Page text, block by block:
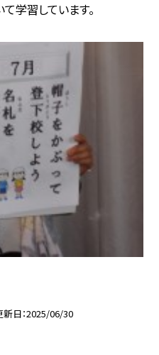
学習しています。
新日 2025/06/30